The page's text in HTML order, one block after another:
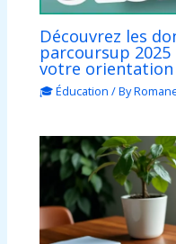
Découvrez les
parcoursup
votre orientation
🎓 Éducation / By